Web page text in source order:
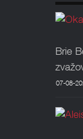
Brie
07-08-